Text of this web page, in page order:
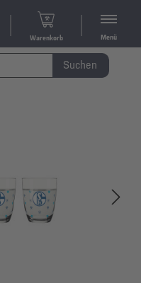
Warenkorb Menü
Suchen